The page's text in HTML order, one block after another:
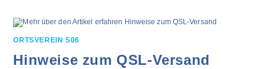
ORTSVEREIN S06
Hinweise zum QSL-Versand